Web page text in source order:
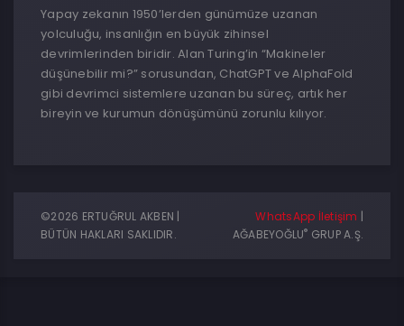
Yapay zekanın 1950’lerden günümüze uzanan
yolculuğu, insanlığın en büyük zihinsel
devrimlerinden biridir. Alan Turing’in “Makineler
düşünebilir mi?” sorusundan, ChatGPT ve AlphaFold
gibi devrimci sistemlere uzanan bu süreç, artık her
bireyin ve kurumun dönüşümünü zorunlu kılıyor.
©2026 ERTUĞRUL AKBEN |
BÜTÜN HAKLARI SAKLIDIR.
WhatsApp İletişim |
AĞABEYOĞLU® GRUP A.Ş.